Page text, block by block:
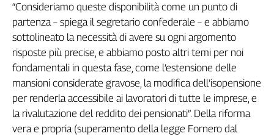
Collettiva
Talk
La
settimana
Collettiva
Girasoli
Il
Sassolino
Economica
“Consideriamo queste disponibilità come un punto di
partenza – spiega il segretario confederale – e abbiamo
sottolineato la necessità di avere su ogni argomento
risposte più precise, e abbiamo posto altri temi per noi
fondamentali in questa fase, come l’estensione delle
mansioni considerate gravose, la modifica dell’isopensione
per renderla accessibile ai lavoratori di tutte le imprese, e
la rivalutazione del reddito dei pensionati”. Della riforma
vera e propria (superamento della legge Fornero dal